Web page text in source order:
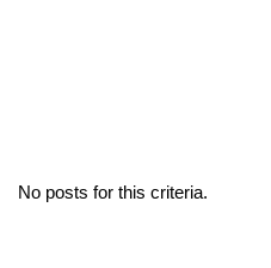
No posts for this criteria.